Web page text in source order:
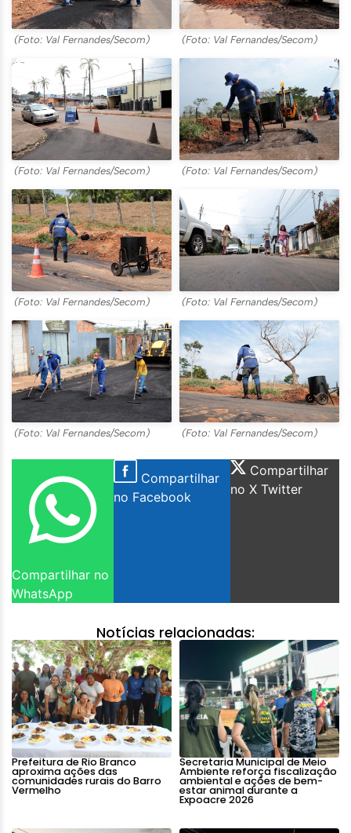
(Foto: Val Fernandes/Secom) (Foto: Val Fernandes/Secom)
(Foto: Val Fernandes/Secom) (Foto: Val Fernandes/Secom)
(Foto: Val Fernandes/Secom) (Foto: Val Fernandes/Secom)
(Foto: Val Fernandes/Secom) (Foto: Val Fernandes/Secom)
Compartilhar no
WhatsApp
Compartilhar
no Facebook
Compartilhar
no X Twitter
Notícias relacionadas:
Prefeitura de Rio Branco
aproxima ações das
comunidades rurais do Barro
Vermelho
Secretaria Municipal de Meio
Ambiente reforça fiscalização
ambiental e ações de bem-
estar animal durante a
Expoacre 2026